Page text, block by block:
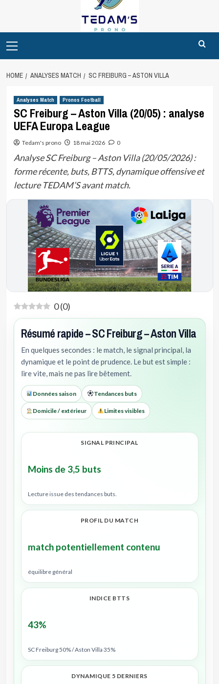
Menu
HOME ANALYSES MATCH SC FREIBURG – ASTON VILLA
Analyses Match Pronos Football
SC Freiburg – Aston Villa (20/05) : analyse
UEFA Europa League
Tedam's prono 18 mai 2026 0
Analyse SC Freiburg – Aston Villa (20/05/2026) :
forme récente, buts, BTTS, dynamique offensive et
lecture TEDAM’S avant match.
0(0)
Résumé rapide – SC Freiburg – Aston Villa
En quelques secondes : le match, le signal principal, la
dynamique et le point de prudence. Le but est simple :
lire vite, mais ne pas lire bêtement.
Données saison Tendances buts
Domicile / extérieur Limites visibles
SIGNAL PRINCIPAL
Moins de 3,5 buts
Lecture issue des tendances buts.
PROFIL DU MATCH
match potentiellement contenu
équilibre général
INDICE BTTS
43%
SC Freiburg 50% / Aston Villa 35%
DYNAMIQUE 5 DERNIERS